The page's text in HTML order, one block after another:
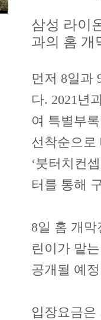
삼성 라이
과의 홈 개
먼저 8일과
다. 2021년
여 특별부
선착순으로
‘붓터치컨
터를 통해
8일 홈 개
린이가 맡
공개될 예
입장요금